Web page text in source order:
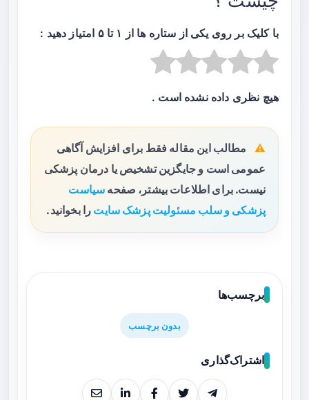
با کلیک بر روی یکی از ستاره ها از ۱ تا ۵ امتیاز دهید :
هیچ نظری داده نشده است .
مطالب این مقاله فقط برای افزایش آگاهی
عمومی است و جایگزین تشخیص یا درمان پزشکی
نیست. برای اطلاعات بیشتر، صفحه سیاست
پزشکی و سلب مسئولیت پزشک سایت را بخوانید.
برچسب‌ها
بدون برچسب
اشتراک‌گذاری